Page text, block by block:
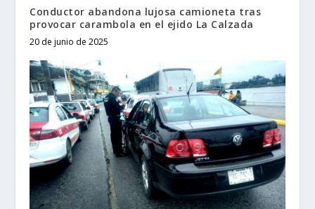
Conductor abandona lujosa camioneta tras
provocar carambola en el ejido La Calzada
20 de junio de 2025